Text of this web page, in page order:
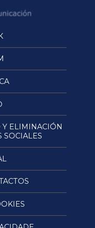
ELIMINACIÓN
SOCIALES